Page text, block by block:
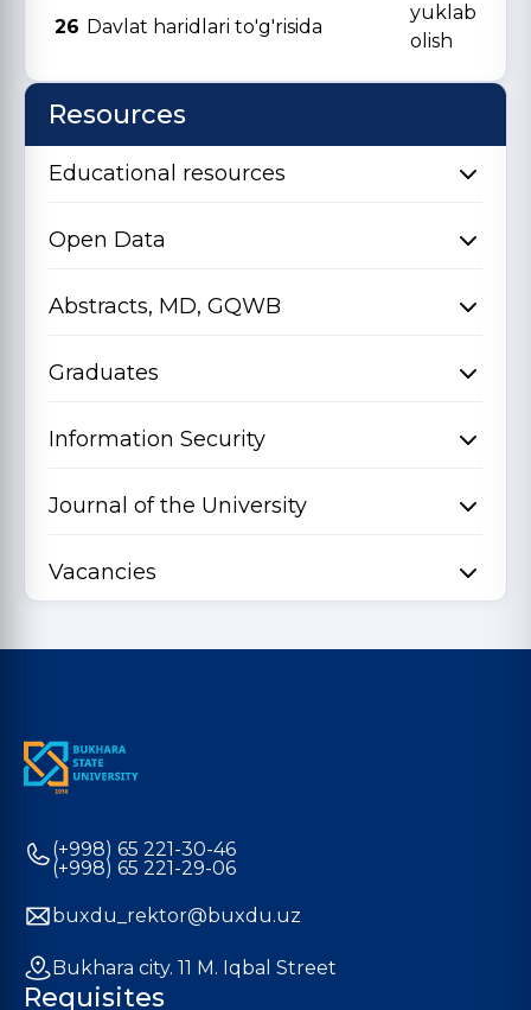
26 Davlat haridlari to'g'risida
yuklab
olish
Resources
Educational resources
Open Data
Abstracts, MD, GQWB
Graduates
Information Security
Journal of the University
Vacancies
(+998) 65 221-30-46
(+998) 65 221-29-06
buxdu_rektor@buxdu.uz
Bukhara city. 11 M. Iqbal Street
Requisites